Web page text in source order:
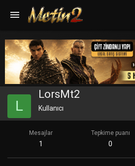
L
LorsMt2
Kullanıcı
Mesajlar
1
Tepkime puanı
0